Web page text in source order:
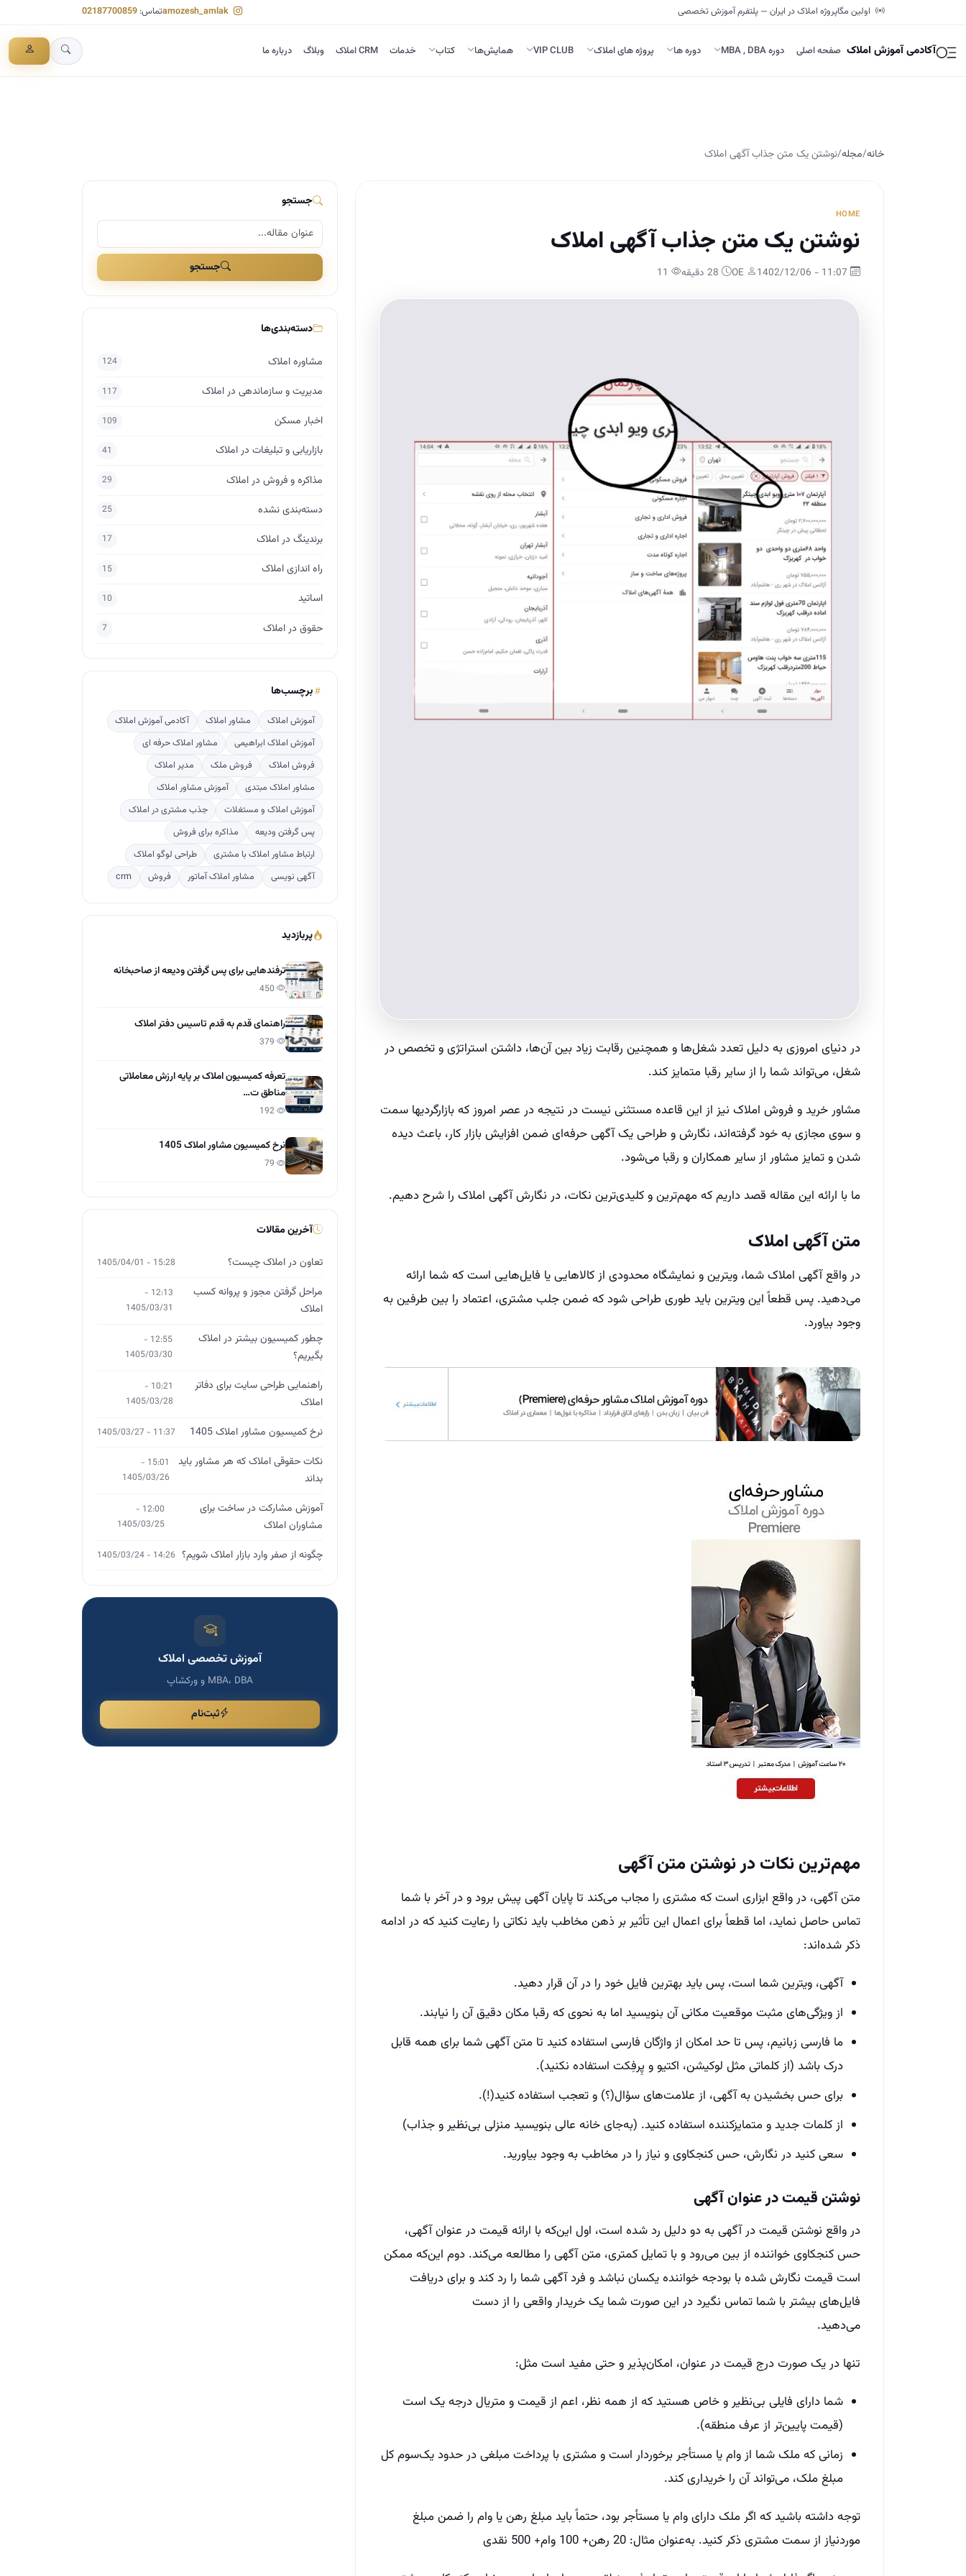
اولین مگاپروژه املاک در ایران — پلتفرم آموزش تخصصی تماس: 02187700859
آکادمی آموزش املاک صفحه اصلی دوره MBA , DBA دوره ها پروژه های املاک VIP CLUB همایش‌ها کتاب خدمات CRM املاک وبلاگ درباره ما
خانه/مجله/نوشتن یک متن جذاب آگهی املاک
HOME
نوشتن یک متن جذاب آگهی املاک
در دنیای امروزی به دلیل تعدد شغل‌ها و همچنین رقابت زیاد بین آن‌ها، داشتن استراتژی و تخصص در
شغل، می‌تواند شما را از سایر رقبا متمایز کند.
مشاور خرید و فروش املاک نیز از این قاعده مستثنی نیست در نتیجه در عصر امروز که بازار‌گردی‎ها سمت
و سوی مجازی به خود گرفته‌اند، نگارش و طراحی یک آگهی حرفه‌ای ضمن افزایش بازار کار، باعث دیده
شدن و تمایز مشاور از سایر همکاران و رقبا می‌شود.
ما با ارائه این مقاله قصد داریم که مهم‌ترین و کلیدی‌ترین نکات، در نگارش آگهی املاک را شرح دهیم.
متن آگهی املاک
در واقع آگهی املاک شما، ویترین و نمایشگاه محدودی از کالاهایی یا فایل‌هایی است که شما ارائه
می‌دهید. پس قطعاً این ویترین باید طوری طراحی شود که ضمن جلب مشتری، اعتماد را بین طرفین به
وجود بیاورد.
مهم‌ترین نکات در نوشتن متن آگهی
متن آگهی، در واقع ابزاری است که مشتری را مجاب می‌کند تا پایان آگهی پیش برود و در آخر با شما
تماس حاصل نماید، اما قطعاً برای اعمال این تأثیر بر ذهن مخاطب باید نکاتی را رعایت کنید که در ادامه
ذکر شده‌اند:
آگهی، ویترین شما است، پس باید بهترین فایل خود را در آن قرار دهید.
از ویژگی‌های مثبت موقعیت مکانی آن بنویسید اما به نحوی که رقبا مکان دقیق آن را نیابند.
ما فارسی زبانیم، پس تا حد امکان از واژگان فارسی استفاده کنید تا متن آگهی شما برای همه قابل
درک باشد (از کلماتی مثل لوکیشن، اکتیو و پِرفِکت استفاده نکنید).
برای حس بخشیدن به آگهی، از علامت‌های سؤال(؟) و تعجب استفاده کنید(!).
از کلمات جدید و متمایزکننده استفاده کنید. (به‌جای خانه عالی بنویسید منزلی بی‌نظیر و جذاب)
سعی کنید در نگارش، حس کنجکاوی و نیاز را در مخاطب به وجود بیاورید.
نوشتن قیمت در عنوان آگهی
در واقع نوشتن قیمت در آگهی به دو دلیل رد شده است، اول این‌که با ارائه قیمت در عنوان آگهی،
حس کنجکاوی خواننده از بین می‌رود و با تمایل کمتری، متن آگهی را مطالعه می‌کند. دوم این‌که ممکن
است قیمت نگارش شده با بودجه خواننده یکسان نباشد و فرد آگهی شما را رد کند و برای دریافت
فایل‌های بیشتر با شما تماس نگیرد در این صورت شما یک خریدار واقعی را از دست
می‌دهید.
تنها در یک صورت درج قیمت در عنوان، امکان‌پذیر و حتی مفید است مثل:
شما دارای فایلی بی‌نظیر و خاص هستید که از همه نظر، اعم از قیمت و متریال درجه یک است
(قیمت پایین‌تر از عرف منطقه).
زمانی که ملک شما از وام یا مستأجر برخوردار است و مشتری با پرداخت مبلغی در حدود یک‌سوم کل
مبلغ ملک، می‌تواند آن را خریداری کند.
توجه داشته باشید که اگر ملک دارای وام یا مستأجر بود، حتماً باید مبلغ رهن یا وام را ضمن مبلغ
موردنیاز از سمت مشتری ذکر کنید. به‌عنوان مثال: 20 رهن+ 100 وام+ 500 نقدی
جستجو
جستجو
دسته‌بندی‌ها
مشاوره املاک 124
مدیریت و سازماندهی در املاک 117
اخبار مسکن 109
بازاریابی و تبلیغات در املاک 41
مذاکره و فروش در املاک 29
دسته‌بندی نشده 25
برندینگ در املاک 17
راه اندازی املاک 15
اساتید 10
حقوق در املاک 7
برچسب‌ها
آموزش املاک مشاور املاک
آکادمی آموزش املاک
آموزش املاک ابراهیمی
مشاور املاک حرفه ای
فروش املاک
فروش ملک
مدیر املاک
مشاور املاک مبتدی
آموزش مشاور املاک
آموزش املاک و مستغلات
جذب مشتری در املاک
پس گرفتن ودیعه
مذاکره برای فروش
ارتباط مشاور املاک با مشتری
طراحی لوگو املاک
آگهی نویسی
مشاور املاک آماتور فروش crm
پربازدید
ترفندهایی برای پس گرفتن ودیعه از صاحبخانه
راهنمای قدم به قدم تاسیس دفتر املاک
تعرفه کمیسیون املاک بر پایه ارزش معاملاتی
مناطق ت…
نرخ کمیسیون مشاور املاک 1405
آخرین مقالات
تعاون در املاک چیست؟ 15:28 - 1405/04/01
مراحل گرفتن مجوز و پروانه کسب
املاک
12:13 -
1405/03/31
چطور کمیسیون بیشتر در املاک
بگیریم؟
12:55 -
1405/03/30
راهنمایی طراحی سایت برای دفاتر
املاک
10:21 -
1405/03/28
نرخ کمیسیون مشاور املاک 1405 11:37 - 1405/03/27
نکات حقوقی املاک که هر مشاور باید
بداند
15:01 -
1405/03/26
آموزش مشارکت در ساخت برای
مشاوران املاک
12:00 -
1405/03/25
چگونه از صفر وارد بازار املاک شویم؟ 14:26 - 1405/03/24
آموزش تخصصی املاک
MBA، DBA و ورکشاپ
ثبت‌نام